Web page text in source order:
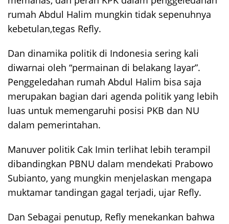
rumah Abdul Halim mungkin tidak sepenuhnya
kebetulan,tegas Refly.
Dan dinamika politik di Indonesia sering kali
diwarnai oleh “permainan di belakang layar”.
Penggeledahan rumah Abdul Halim bisa saja
merupakan bagian dari agenda politik yang lebih
luas untuk memengaruhi posisi PKB dan NU
dalam pemerintahan.
Manuver politik Cak Imin terlihat lebih terampil
dibandingkan PBNU dalam mendekati Prabowo
Subianto, yang mungkin menjelaskan mengapa
muktamar tandingan gagal terjadi, ujar Refly.
Dan Sebagai penutup, Refly menekankan bahwa